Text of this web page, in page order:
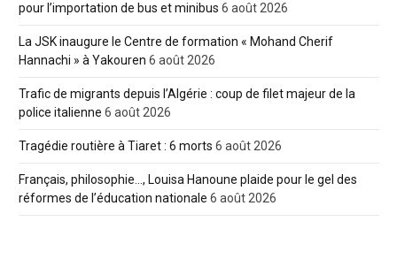
pour l’importation de bus et minibus 6 août 2026
La JSK inaugure le Centre de formation « Mohand Cherif
Hannachi » à Yakouren 6 août 2026
Trafic de migrants depuis l’Algérie : coup de filet majeur de la
police italienne 6 août 2026
Tragédie routière à Tiaret : 6 morts 6 août 2026
Français, philosophie…, Louisa Hanoune plaide pour le gel des
réformes de l’éducation nationale 6 août 2026